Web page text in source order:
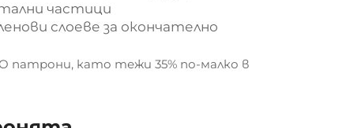
частици
слоеве за окончателно
патрони, като тежи 35% по-малко в